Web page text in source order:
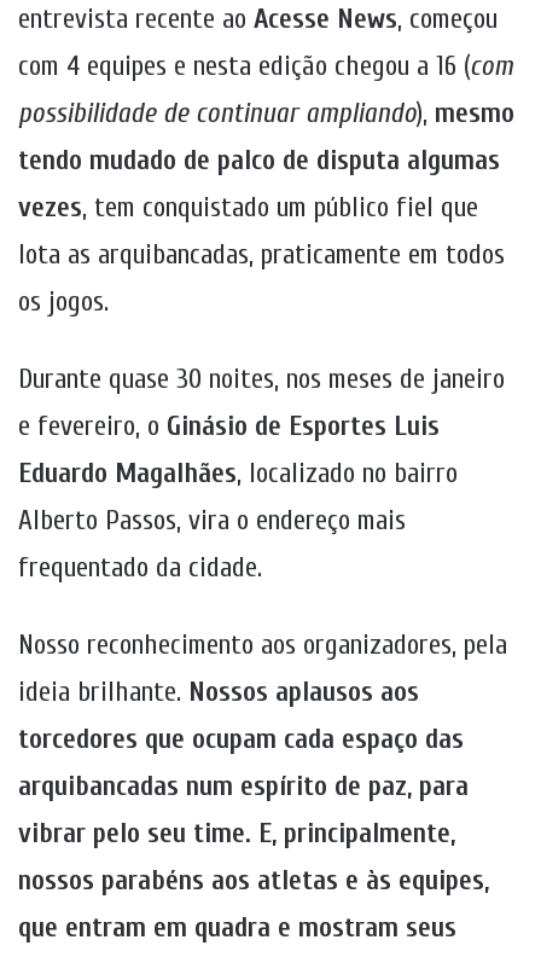
entrevista recente ao Acesse News, começou
com 4 equipes e nesta edição chegou a 16 (com
possibilidade de continuar ampliando), mesmo
tendo mudado de palco de disputa algumas
vezes, tem conquistado um público fiel que
lota as arquibancadas, praticamente em todos
os jogos.
Durante quase 30 noites, nos meses de janeiro
e fevereiro, o Ginásio de Esportes Luis
Eduardo Magalhães, localizado no bairro
Alberto Passos, vira o endereço mais
frequentado da cidade.
Nosso reconhecimento aos organizadores, pela
ideia brilhante. Nossos aplausos aos
torcedores que ocupam cada espaço das
arquibancadas num espírito de paz, para
vibrar pelo seu time. E, principalmente,
nossos parabéns aos atletas e às equipes,
que entram em quadra e mostram seus